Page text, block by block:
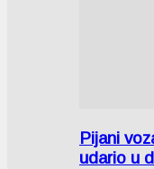
Pijani
udario u